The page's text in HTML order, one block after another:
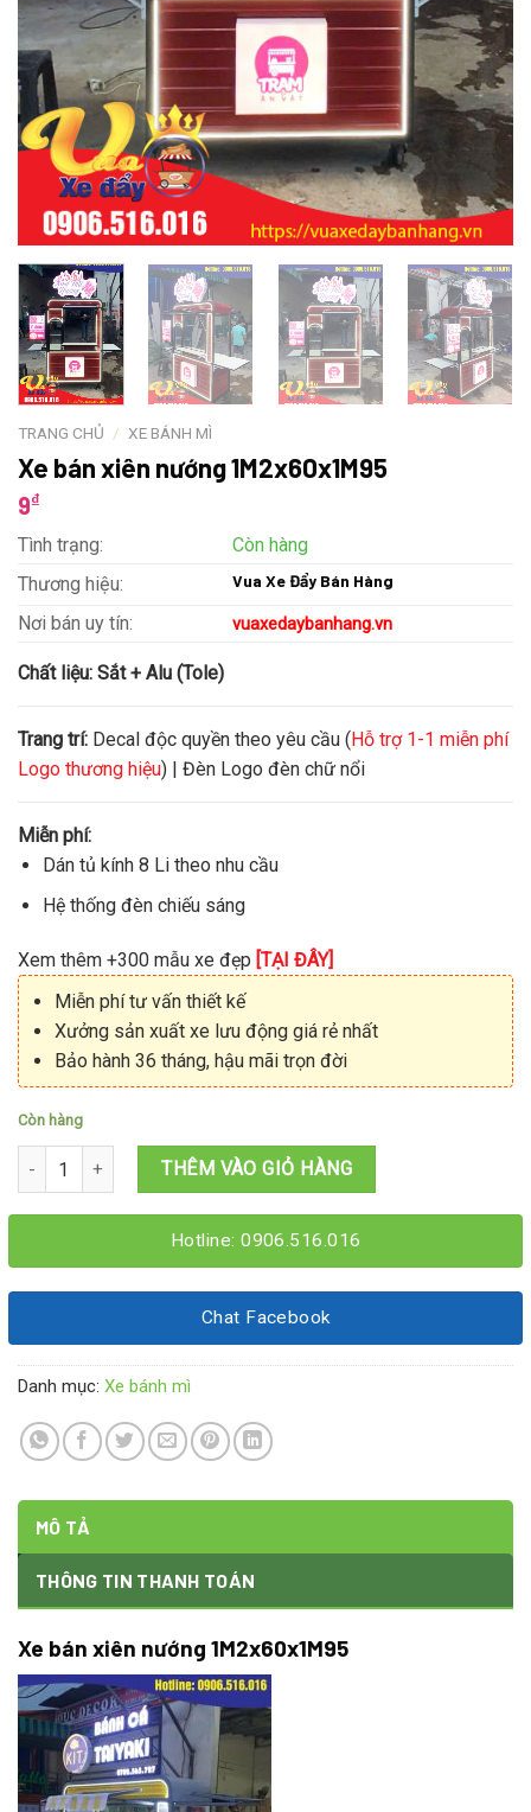
TRANG CHỦ / XE BÁNH MÌ
Xe bán xiên nướng 1M2x60x1M95
9₫
Tình trạng:
Còn hàng
Thương hiệu:
Vua Xe Đẩy Bán Hàng
Nơi bán uy tín: vuaxedaybanhang.vn
Chất liệu: Sắt + Alu (Tole)
Trang trí: Decal độc quyền theo yêu cầu (Hỗ trợ 1-1 miễn phí
Logo thương hiệu) | Đèn Logo đèn chữ nổi
Miễn phí:
Dán tủ kính 8 Li theo nhu cầu
Hệ thống đèn chiếu sáng
Xem thêm +300 mẫu xe đẹp [TẠI ĐÂY]
Miễn phí tư vấn thiết kế
Xưởng sản xuất xe lưu động giá rẻ nhất
Bảo hành 36 tháng, hậu mãi trọn đời
Còn hàng
Xe bán xiên nướng 1M2x60x1M95 số lượng
THÊM VÀO GIỎ HÀNG
Hotline: 0906.516.016
Chat Facebook
Danh mục: Xe bánh mì
MÔ TẢ
THÔNG TIN THANH TOÁN
Xe bán xiên nướng 1M2x60x1M95